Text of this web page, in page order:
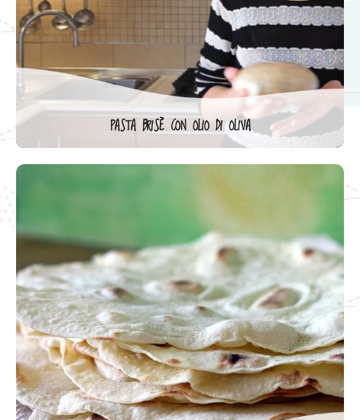
PASTA BRISÈ CON OLIO DI OLIVA